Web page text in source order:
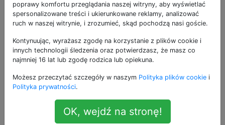
Pytania otagowane
jako centroids
lub środek ciężkości figury płaskiej lub
dwuwymiarowego kształtu X jest przecięciem
wszystkich prostych, które dzielą X na dwie części o
równym momencie wokół prostej. Nieformalnie jest to
poprawy komfortu przeglądania naszej witryny, aby wyświetlać
spersonalizowane treści i ukierunkowane reklamy, analizować
ruch w naszej witrynie, i zrozumieć, skąd pochodzą nasi goście.
Kontynuując, wyrażasz zgodę na korzystanie z plików cookie i
innych technologii śledzenia oraz potwierdzasz, że masz co
najmniej 16 lat lub zgodę rodzica lub opiekuna.
Możesz przeczytać szczegóły w naszym Polityka plików cookie i
Polityka prywatności.
OK, wejdź na stronę!